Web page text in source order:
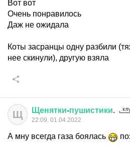
Вот вот
Очень понравилось
Даж не ожидала
Коты засранцы одну разбили
нее скинули), другую взяла
Щ Щенятки-пушистики.
22:09, 01.04.2022
А мну всегда газа боялась